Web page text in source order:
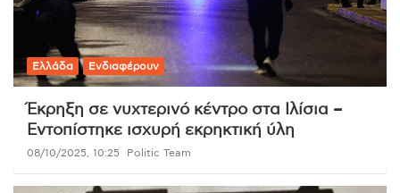
Ελλάδα Ενδιαφέρουν
Έκρηξη σε νυχτερινό κέντρο στα Ιλίσια –
Εντοπίστηκε ισχυρή εκρηκτική ύλη
08/10/2025, 10:25 Politic Team